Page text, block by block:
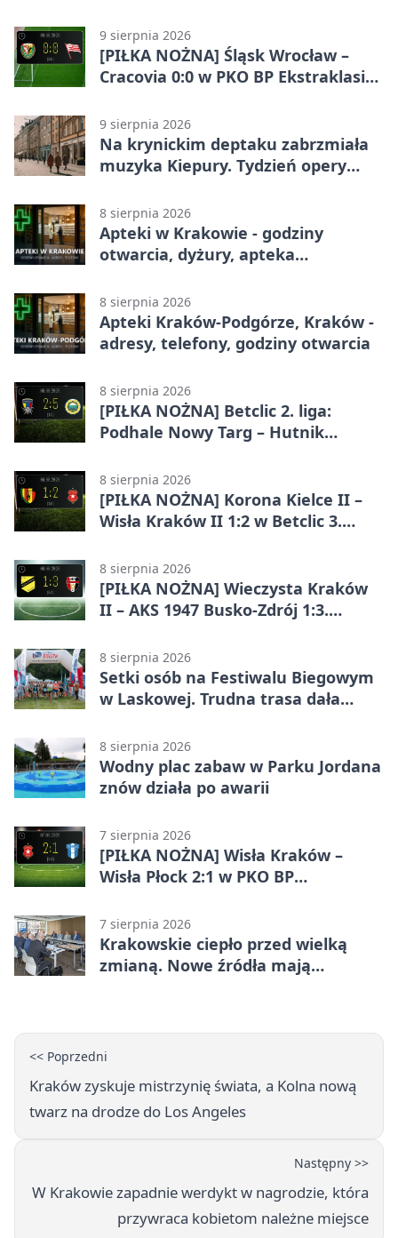
9 sierpnia 2026
[PIŁKA NOŻNA] Śląsk Wrocław –
Cracovia 0:0 w PKO BP Ekstraklasie.
punktem
9 sierpnia 2026
Na krynickim deptaku zabrzmiała
muzyka Kiepury. Tydzień opery
8 sierpnia 2026
Apteki w Krakowie - godziny
otwarcia, dyżury, apteka
8 sierpnia 2026
Apteki Kraków-Podgórze, Kraków -
adresy, telefony, godziny otwarcia
8 sierpnia 2026
[PIŁKA NOŻNA] Betclic 2. liga:
Podhale Nowy Targ – Hutnik
efektownym zwycięstwem
8 sierpnia 2026
[PIŁKA NOŻNA] Korona Kielce II –
Wisła Kraków II 1:2 w Betclic 3.
odwróciła losy meczu
8 sierpnia 2026
[PIŁKA NOŻNA] Wieczysta Kraków
II – AKS 1947 Busko-Zdrój 1:3.
Liga Grupa 4 (Grupa IV)
8 sierpnia 2026
Setki osób na Festiwalu Biegowym
w Laskowej. Trudna trasa dała
8 sierpnia 2026
Wodny plac zabaw w Parku Jordana
znów działa po awarii
7 sierpnia 2026
[PIŁKA NOŻNA] Wisła Kraków –
Wisła Płock 2:1 w PKO BP
ważnymi punktami
7 sierpnia 2026
Krakowskie ciepło przed wielką
zmianą. Nowe źródła mają
<< Poprzedni
Kraków zyskuje mistrzynię świata, a Kolna nową
twarz na drodze do Los Angeles
Następny >>
W Krakowie zapadnie werdykt w nagrodzie, która
przywraca kobietom należne miejsce